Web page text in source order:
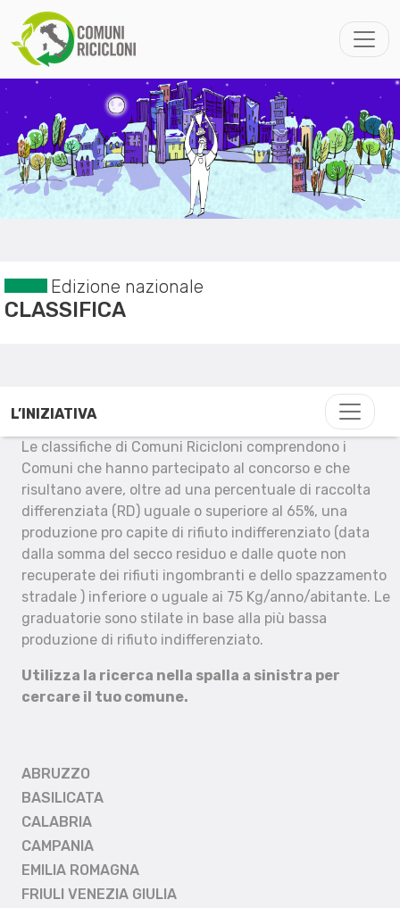
Edizione nazionale
CLASSIFICA
L’INIZIATIVA
Le classifiche di Comuni Ricicloni comprendono i
Comuni che hanno partecipato al concorso e che
risultano avere, oltre ad una percentuale di raccolta
differenziata (RD) uguale o superiore al 65%, una
produzione pro capite di rifiuto indifferenziato (data
dalla somma del secco residuo e dalle quote non
recuperate dei rifiuti ingombranti e dello spazzamento
stradale ) inferiore o uguale ai 75 Kg/anno/abitante. Le
graduatorie sono stilate in base alla più bassa
produzione di rifiuto indifferenziato.
Utilizza la ricerca nella spalla a sinistra per
cercare il tuo comune.
ABRUZZO
BASILICATA
CALABRIA
CAMPANIA
EMILIA ROMAGNA
FRIULI VENEZIA GIULIA